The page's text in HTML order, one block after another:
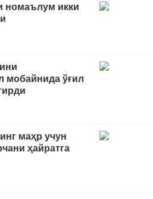
номаълум икки
мобайнида ўғил
маҳр учун
ҳайратга